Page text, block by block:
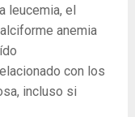
leucemia, el
anemia
con los
incluso si